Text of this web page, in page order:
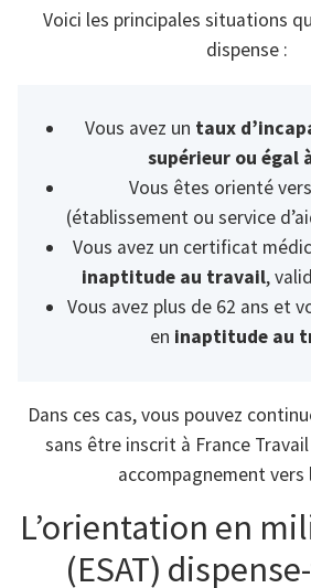
Voici les principales situations
dispense :
Vous avez un taux
supérieur ou égal
Vous êtes orienté
(établissement ou service
Vous avez un certificat
inaptitude au travail,
Vous avez plus de 62 ans et
en inaptitude au
Dans ces cas, vous pouvez
sans être inscrit à France
accompagnement vers
L’orientation en
(ESAT)